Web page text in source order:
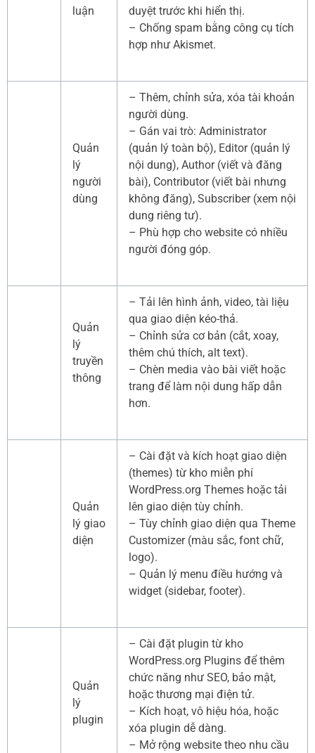
luận
duyệt trước khi hiển thị.
– Chống spam bằng công cụ tích
hợp như Akismet.
Quản
lý
người
dùng
– Thêm, chỉnh sửa, xóa tài khoản
người dùng.
– Gán vai trò: Administrator
(quản lý toàn bộ), Editor (quản lý
nội dung), Author (viết và đăng
bài), Contributor (viết bài nhưng
không đăng), Subscriber (xem nội
dung riêng tư).
– Phù hợp cho website có nhiều
người đóng góp.
Quản
lý
truyền
thông
– Tải lên hình ảnh, video, tài liệu
qua giao diện kéo-thả.
– Chỉnh sửa cơ bản (cắt, xoay,
thêm chú thích, alt text).
– Chèn media vào bài viết hoặc
trang để làm nội dung hấp dẫn
hơn.
Quản
lý giao
diện
– Cài đặt và kích hoạt giao diện
(themes) từ kho miễn phí
WordPress.org Themes hoặc tải
lên giao diện tùy chỉnh.
– Tùy chỉnh giao diện qua Theme
Customizer (màu sắc, font chữ,
logo).
– Quản lý menu điều hướng và
widget (sidebar, footer).
Quản
lý
plugin
– Cài đặt plugin từ kho
WordPress.org Plugins để thêm
chức năng như SEO, bảo mật,
hoặc thương mại điện tử.
– Kích hoạt, vô hiệu hóa, hoặc
xóa plugin dễ dàng.
– Mở rộng website theo nhu cầu